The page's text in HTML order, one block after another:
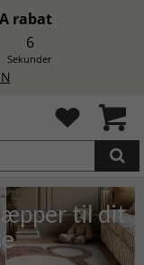
rabat
4
Sekunder
til dit